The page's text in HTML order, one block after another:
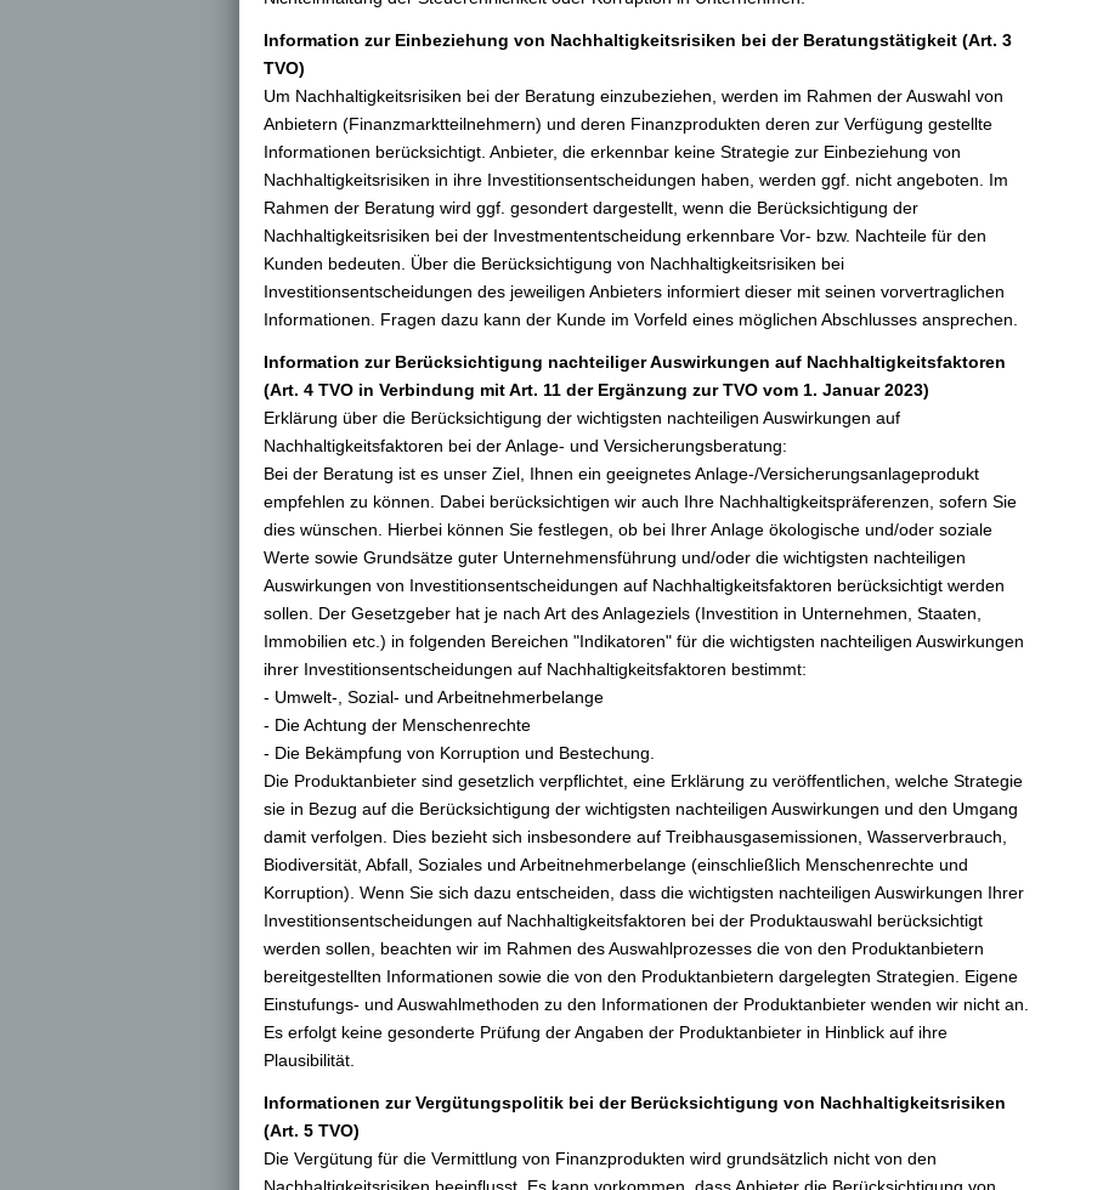
Information zur Einbeziehung von Nachhaltigkeitsrisiken bei der Beratungstätigkeit (Art. 3
TVO)
Um Nachhaltigkeitsrisiken bei der Beratung einzubeziehen, werden im Rahmen der Auswahl von
Anbietern (Finanzmarktteilnehmern) und deren Finanzprodukten deren zur Verfügung gestellte
Informationen berücksichtigt. Anbieter, die erkennbar keine Strategie zur Einbeziehung von
Nachhaltigkeitsrisiken in ihre Investitionsentscheidungen haben, werden ggf. nicht angeboten. Im
Rahmen der Beratung wird ggf. gesondert dargestellt, wenn die Berücksichtigung der
Nachhaltigkeitsrisiken bei der Investmententscheidung erkennbare Vor- bzw. Nachteile für den
Kunden bedeuten. Über die Berücksichtigung von Nachhaltigkeitsrisiken bei
Investitionsentscheidungen des jeweiligen Anbieters informiert dieser mit seinen vorvertraglichen
Informationen. Fragen dazu kann der Kunde im Vorfeld eines möglichen Abschlusses ansprechen.
Information zur Berücksichtigung nachteiliger Auswirkungen auf Nachhaltigkeitsfaktoren
(Art. 4 TVO in Verbindung mit Art. 11 der Ergänzung zur TVO vom 1. Januar 2023)
Erklärung über die Berücksichtigung der wichtigsten nachteiligen Auswirkungen auf
Nachhaltigkeitsfaktoren bei der Anlage- und Versicherungsberatung:
Bei der Beratung ist es unser Ziel, Ihnen ein geeignetes Anlage-/Versicherungsanlageprodukt
empfehlen zu können. Dabei berücksichtigen wir auch Ihre Nachhaltigkeitspräferenzen, sofern Sie
dies wünschen. Hierbei können Sie festlegen, ob bei Ihrer Anlage ökologische und/oder soziale
Werte sowie Grundsätze guter Unternehmensführung und/oder die wichtigsten nachteiligen
Auswirkungen von Investitionsentscheidungen auf Nachhaltigkeitsfaktoren berücksichtigt werden
sollen. Der Gesetzgeber hat je nach Art des Anlageziels (Investition in Unternehmen, Staaten,
Immobilien etc.) in folgenden Bereichen "Indikatoren" für die wichtigsten nachteiligen Auswirkungen
ihrer Investitionsentscheidungen auf Nachhaltigkeitsfaktoren bestimmt:
- Umwelt-, Sozial- und Arbeitnehmerbelange
- Die Achtung der Menschenrechte
- Die Bekämpfung von Korruption und Bestechung.
Die Produktanbieter sind gesetzlich verpflichtet, eine Erklärung zu veröffentlichen, welche Strategie
sie in Bezug auf die Berücksichtigung der wichtigsten nachteiligen Auswirkungen und den Umgang
damit verfolgen. Dies bezieht sich insbesondere auf Treibhausgasemissionen, Wasserverbrauch,
Biodiversität, Abfall, Soziales und Arbeitnehmerbelange (einschließlich Menschenrechte und
Korruption). Wenn Sie sich dazu entscheiden, dass die wichtigsten nachteiligen Auswirkungen Ihrer
Investitionsentscheidungen auf Nachhaltigkeitsfaktoren bei der Produktauswahl berücksichtigt
werden sollen, beachten wir im Rahmen des Auswahlprozesses die von den Produktanbietern
bereitgestellten Informationen sowie die von den Produktanbietern dargelegten Strategien. Eigene
Einstufungs- und Auswahlmethoden zu den Informationen der Produktanbieter wenden wir nicht an.
Es erfolgt keine gesonderte Prüfung der Angaben der Produktanbieter in Hinblick auf ihre
Plausibilität.
Informationen zur Vergütungspolitik bei der Berücksichtigung von Nachhaltigkeitsrisiken
(Art. 5 TVO)
Die Vergütung für die Vermittlung von Finanzprodukten wird grundsätzlich nicht von den